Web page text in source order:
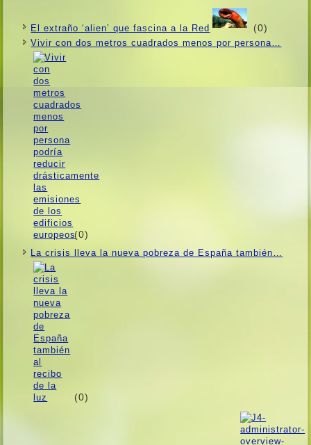
El extraño ‘alien’ que fascina a la Red (0)
Vivir con dos metros cuadrados menos por persona…
(0)
La crisis lleva la nueva pobreza de España también…
(0)